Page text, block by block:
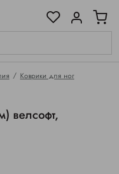
Коврики для ног
велсофт,